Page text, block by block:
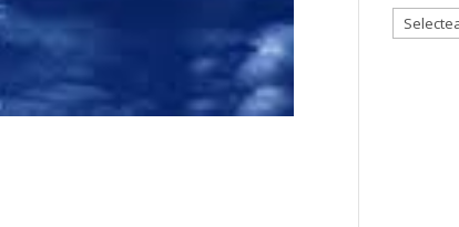
Arhive